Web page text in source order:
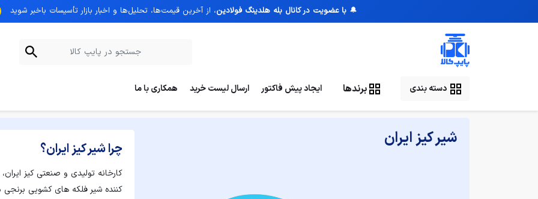
🔔با عضویت در کانال بله هلدینگ فولادین، از آخرین قیمت‌ها، تحلیل‌ها و اخبار بازار تأسیسات با‌خبر شوید
دسته بندی برندها ایجاد پیش فاکتور ارسال لیست خرید
همکاری با ما
شیر کیز ایران چرا شیر کیز ایران؟
کننده شیر فلکه های کشویی برنجی